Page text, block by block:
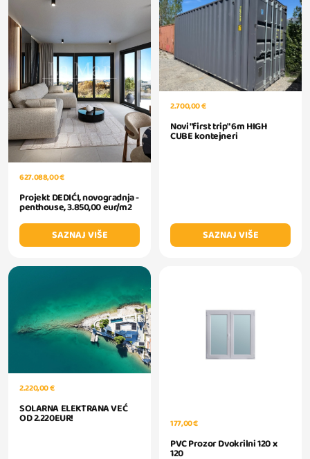
627.088,00 €
Projekt DEDIĆI, novogradnja -
penthouse, 3.850,00 eur/m2
SAZNAJ VIŠE
2.700,00 €
Novi "first trip" 6m HIGH
CUBE kontejneri
SAZNAJ VIŠE
2.220,00 €
SOLARNA ELEKTRANA VEĆ
OD 2.220EUR! 177,00 €
PVC Prozor Dvokrilni 120 x
120